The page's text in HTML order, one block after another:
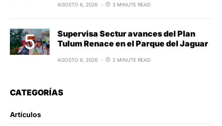
AGOSTO 6, 2026 3 MINUTE READ
Supervisa Sectur avances del Plan
Tulum Renace en el Parque del Jaguar
AGOSTO 6, 2026 2 MINUTE READ
CATEGORÍAS
Artículos